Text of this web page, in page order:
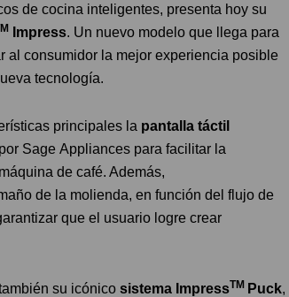
de cocina inteligentes, presenta hoy su
Impress. Un nuevo modelo que llega para
al consumidor la mejor experiencia posible
tecnología.
principales la pantalla táctil
Sage Appliances para facilitar la
de café. Además,
de la molienda, en función del flujo de
que el usuario logre crear
su icónico sistema ImpressTM Puck,